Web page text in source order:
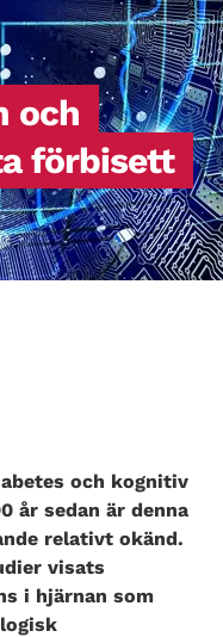
och
förbisett
och kognitiv
år sedan är denna
relativt okänd.
visats
i hjärnan som